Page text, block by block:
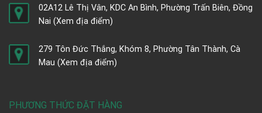
02A12 Lê Thị Vân, KDC An Bình, Phường Trấn Biên, Đồng
Nai (Xem địa điểm)
279 Tôn Đức Thắng, Khóm 8, Phường Tân Thành, Cà
Mau (Xem địa điểm)
PHƯƠNG THỨC ĐẶT HÀNG